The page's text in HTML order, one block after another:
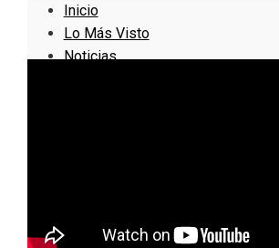
Inicio
Lo Más Visto
Noticias
Deportes Locales